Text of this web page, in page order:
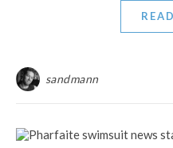
sandmann